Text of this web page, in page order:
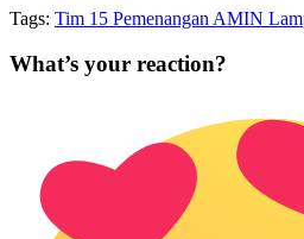
Tags: Tim 15 Pemenangan AMIN
What’s your reaction?